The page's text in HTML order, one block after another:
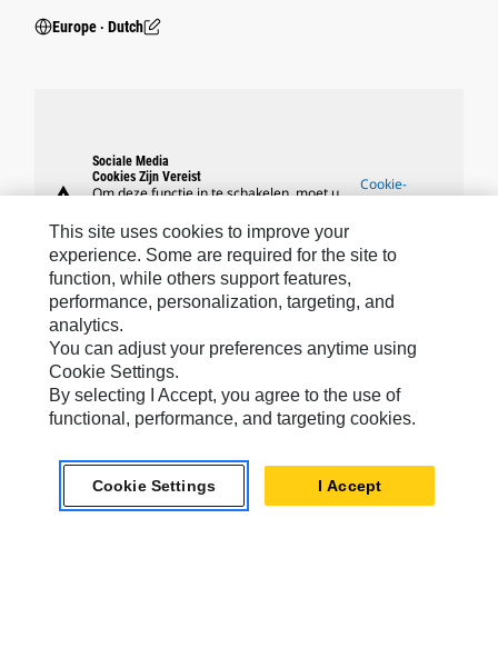
Europe ‧ Dutch
warning
Sociale Media
Cookies Zijn Vereist
Om deze functie in te schakelen, moet u
functionele cookies accepteren.
Cookie-
Caterpillar Merken
Caterpillar.com
Contact Caterpillar
Mijn Marketingvoorkeuren
This site uses cookies to improve your
experience. Some are required for the site to
function, while others support features,
performance, personalization, targeting, and
analytics.
You can adjust your preferences anytime using
Cookie Settings.
By selecting I Accept, you agree to the use of
functional, performance, and targeting cookies.
Cookie Settings I Accept